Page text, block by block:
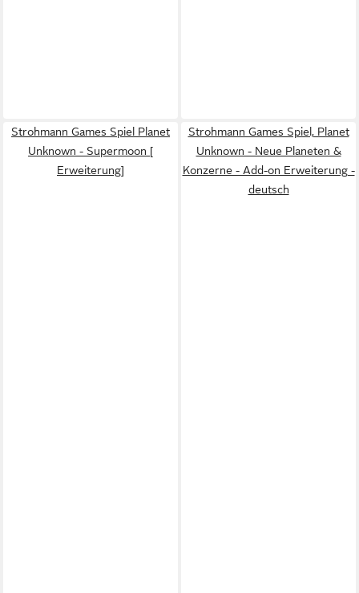
Strohmann Games Spiel Planet
Unknown - Supermoon [
Erweiterung]
Strohmann Games Spiel, Planet
Unknown - Neue Planeten &
Konzerne - Add-on Erweiterung -
deutsch